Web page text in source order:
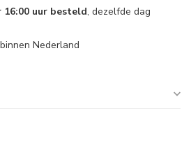
uur besteld, dezelfde dag
binnen Nederland